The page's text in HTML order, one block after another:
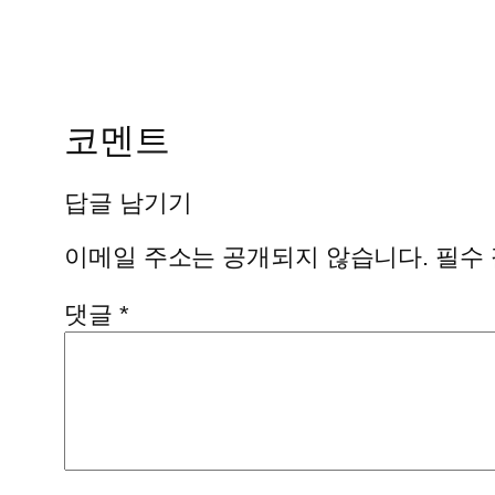
코멘트
답글 남기기
이메일 주소는 공개되지 않습니다. 필수
댓글 *